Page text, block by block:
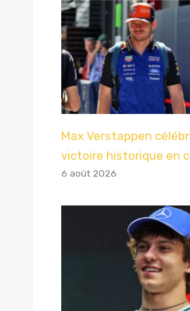
Max Verstappen
victoire historique en
6 août 2026